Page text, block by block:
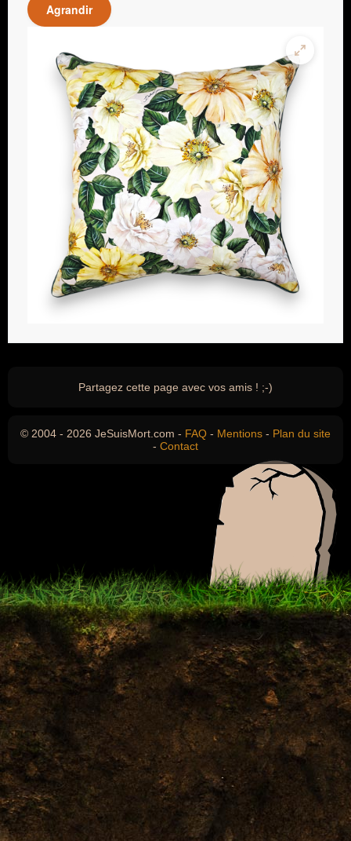
Agrandir
Partagez cette page avec vos amis ! ;-)
© 2004 - 2026 JeSuisMort.com - FAQ - Mentions - Plan du site
- Contact